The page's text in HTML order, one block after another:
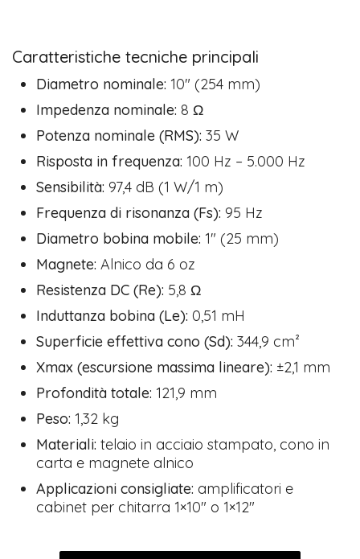
Caratteristiche tecniche principali
Diametro nominale: 10″ (254 mm)
Impedenza nominale: 8 Ω
Potenza nominale (RMS): 35 W
Risposta in frequenza: 100 Hz – 5.000 Hz
Sensibilità: 97,4 dB (1 W/1 m)
Frequenza di risonanza (Fs): 95 Hz
Diametro bobina mobile: 1″ (25 mm)
Magnete: Alnico da 6 oz
Resistenza DC (Re): 5,8 Ω
Induttanza bobina (Le): 0,51 mH
Superficie effettiva cono (Sd): 344,9 cm²
Xmax (escursione massima lineare): ±2,1 mm
Profondità totale: 121,9 mm
Peso: 1,32 kg
Materiali: telaio in acciaio stampato, cono in
carta e magnete alnico
Applicazioni consigliate: amplificatori e
cabinet per chitarra 1×10″ o 1×12″